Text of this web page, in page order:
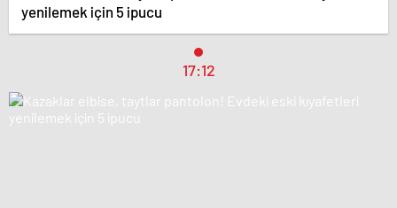
yenilemek için 5 ipucu
17:12